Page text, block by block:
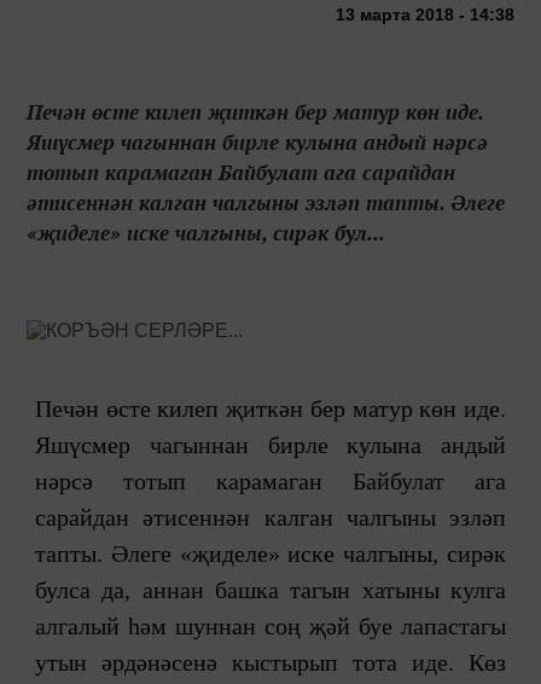
13 марта 2018 - 14:38
Печән өсте килеп җиткән бер матур көн иде.
Яшүсмер чагыннан бирле кулына андый нәрсә
тотып карамаган Байбулат ага сарайдан
әтисеннән калган чалгыны эзләп тапты. Әлеге
«җиделе» иске чал­гыны, сирәк бул...
Печән өсте килеп җиткән бер матур көн иде.
Яшүсмер чагыннан бирле кулына андый
нәрсә тотып карамаган Байбулат ага
сарайдан әтисеннән калган чалгыны эзләп
тапты. Әлеге «җиделе» иске чал­гыны, сирәк
булса да, аннан башка тагын хатыны кулга
алгалый һәм шуннан соң җәй буе лапастагы
утын әрдәнәсенә кыстырып тота иде. Көз